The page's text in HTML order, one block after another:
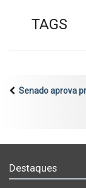
TAGS
Senado aprova
Destaques